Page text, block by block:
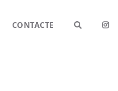
CONTACTE